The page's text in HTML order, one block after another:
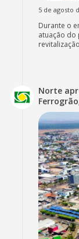
5 de agosto
Durante o
atuação do
Norte